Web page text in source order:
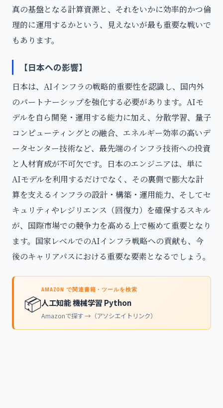
真の基盤となる計算資源と、それをいかに効率的かつ倫
理的に運用するかという、見えないが最も重要な戦いで
もあります。
【日本への影響】
日本は、AIインフラの戦略的重要性を認識し、国内外
のパートナーシップを強化する必要があります。AIモ
デルを自ら開発・運用する能力に加え、分散学習、量子
コンピューティングとの融合、エネルギー効率の高いデ
ータセンター技術など、最先端のインフラ技術への投資
と人材育成が不可欠です。日本のエンジニアは、単に
AIモデルを利用するだけでなく、その裏側で膨大な計
算を支えるインフラの設計・構築・運用能力、そしてセ
キュリティやレジリエンス（回復力）を確保するスキル
が、国際市場での競争力を高める上で極めて重要となり
ます。国家レベルでのAIインフラ戦略への貢献も、今
後のキャリアパスにおける重要な要素となるでしょう。
📦
AMAZON で関連書籍・ツールを検索
人工知能 機械学習 Python
Amazonで探す →（アソシエイトリンク）